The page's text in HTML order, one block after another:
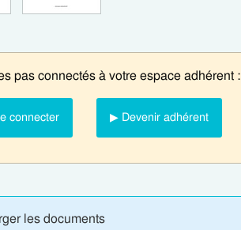
pas connectés à votre espace adhérent :
connecter ▶ Devenir adhérent
les documents